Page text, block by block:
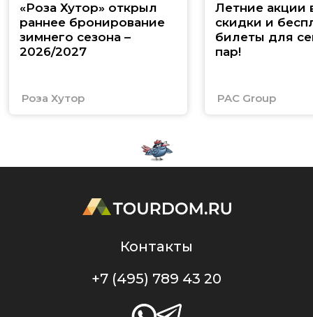
«Роза Хутор» открыл
раннее бронирование
зимнего сезона –
2026/2027
Роза Хутор
Летние акции
скидки и
билеты для
пар!
PAC Group
Контакты
+7 (495) 789 43 20